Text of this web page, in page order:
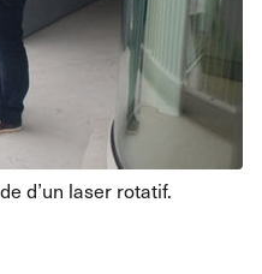
d’un laser rotatif.